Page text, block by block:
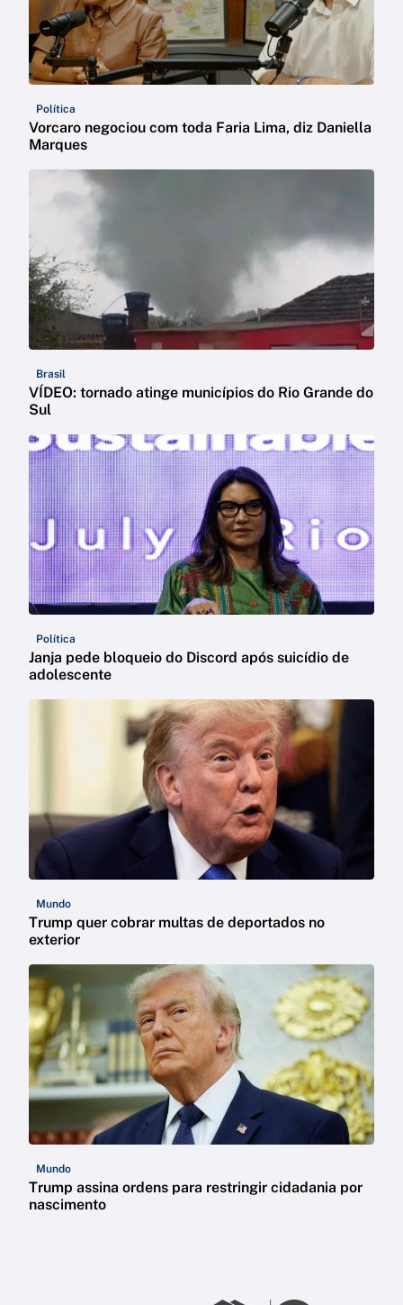
Política
Vorcaro negociou com toda Faria Lima, diz Daniella
Marques
Brasil
VÍDEO: tornado atinge municípios do Rio Grande do
Sul
Política
Janja pede bloqueio do Discord após suicídio de
adolescente
Mundo
Trump quer cobrar multas de deportados no
exterior
Mundo
Trump assina ordens para restringir cidadania por
nascimento